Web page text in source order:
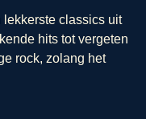
lekkerste classics uit
hits tot vergeten
rock, zolang het